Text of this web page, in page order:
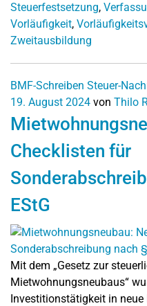
Steuerfestsetzung,
Vorläufigkeit,
Zweitausbildung
BMF-Schreiben Steuer-
19. August 2024 von Thilo
Checklisten für
EStG
Mit dem „Gesetz zur
Mietwohnungsneubaus“
Investitionstätigkeit in